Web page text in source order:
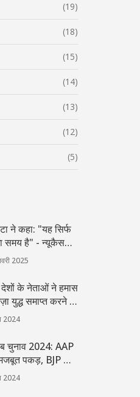
(19)
(18)
(15)
(14)
(13)
(12)
(5)
ने कहा: "यह सिर्फ
समय है" - न्यूकैसल
आर्सेनल की
2025
के नेताओं ने हमास
युद्ध समाप्त करने के
प्रस्ताव
का आग्रह किया
2024
चुनाव 2024: AAP
पकड़, BJP और
के बीच कांटे की
2024